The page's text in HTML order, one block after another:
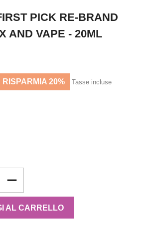
PICK RE-BRAND
AND VAPE - 20ML
RISPARMIA 20% Tasse incluse
AL CARRELLO